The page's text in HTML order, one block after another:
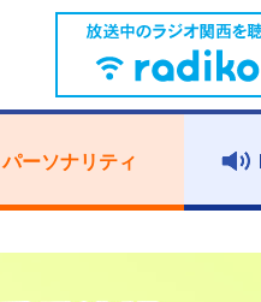
パーソナリティ